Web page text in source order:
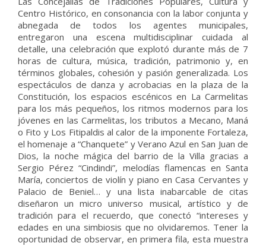
Centro Histórico, en consonancia con la labor conjunta y
abnegada de todos los agentes municipales,
entregaron una escena multidisciplinar cuidada al
detalle, una celebración que explotó durante más de 7
horas de cultura, música, tradición, patrimonio y, en
términos globales, cohesión y pasión generalizada. Los
espectáculos de danza y acrobacias en la plaza de la
Constitución, los espacios escénicos en La Carmelitas
para los más pequeños, los ritmos modernos para los
jóvenes en las Carmelitas, los tributos a Mecano, Maná
o Fito y Los Fitipaldis al calor de la imponente Fortaleza,
el homenaje a “Chanquete” y Verano Azul en San Juan de
Dios, la noche mágica del barrio de la Villa gracias a
Sergio Pérez “Cindindi”, melodías flamencas en Santa
María, conciertos de violín y piano en Casa Cervantes y
Palacio de Beniel… y una lista inabarcable de citas
diseñaron un micro universo musical, artístico y de
tradición para el recuerdo, que conectó “intereses y
edades en una simbiosis que no olvidaremos. Tener la
oportunidad de observar, en primera fila, esta muestra